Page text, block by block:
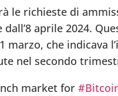
le richieste di
aprile 2024.
marzo, che indicava
nel secondo
market for